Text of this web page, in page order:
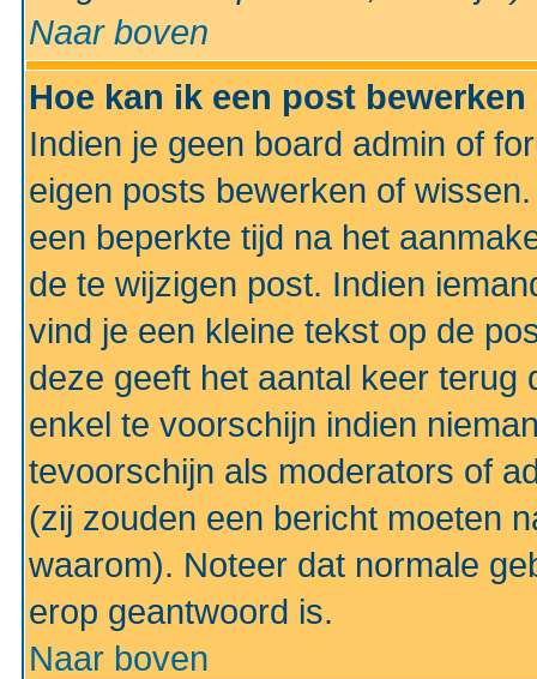
Naar boven
Hoe kan ik een post
Indien je geen board admin of
eigen posts bewerken of
een beperkte tijd na het
de te wijzigen post. Indien
vind je een kleine tekst op de
deze geeft het aantal keer terug
enkel te voorschijn indien
tevoorschijn als moderators of
(zij zouden een bericht moeten
waarom). Noteer dat normale
erop geantwoord is.
Naar boven